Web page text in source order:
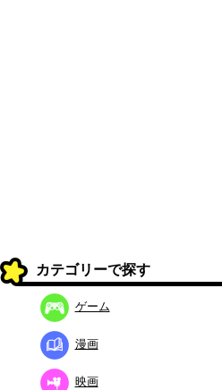
カテゴリーで探す
ゲーム
漫画
映画